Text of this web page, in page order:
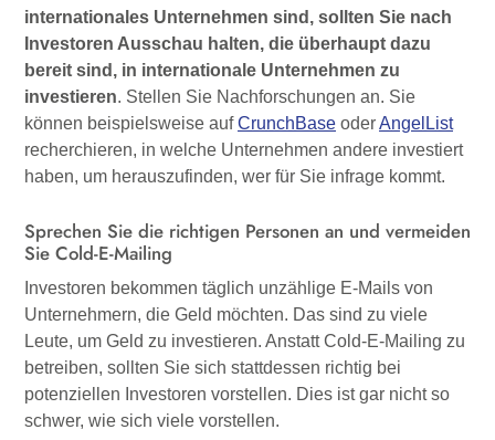
internationales Unternehmen sind, sollten Sie nach
Investoren Ausschau halten, die überhaupt dazu
bereit sind, in internationale Unternehmen zu
investieren. Stellen Sie Nachforschungen an. Sie
können beispielsweise aufCrunchBase oderAngelList
recherchieren, in welche Unternehmen andere investiert
haben, um herauszufinden, wer für Sie infrage kommt.
Sprechen Sie die richtigen Personen an und vermeiden
Sie Cold-E-Mailing
Investoren bekommen täglich unzählige E-Mails von
Unternehmern, die Geld möchten. Das sind zu viele
Leute, um Geld zu investieren. Anstatt Cold-E-Mailing zu
betreiben, sollten Sie sich stattdessen richtig bei
potenziellen Investoren vorstellen. Dies ist gar nicht so
schwer, wie sich viele vorstellen.